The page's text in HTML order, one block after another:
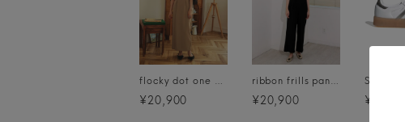
¥20,900 ¥20,900 ¥15,950